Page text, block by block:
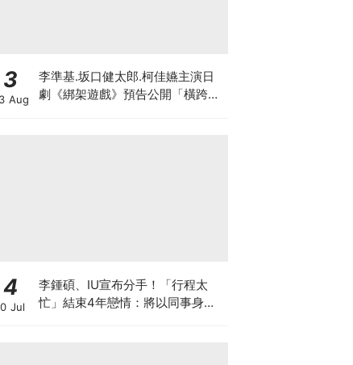
3
Aug
李準基.坂口健太郎.柯佳嬿主演日
劇《綁架遊戲》預告公開「橫跨亞
4
Jul
李鍾碩、IU宣布分手！「行程太
忙」結束4年戀情：將以同事身分